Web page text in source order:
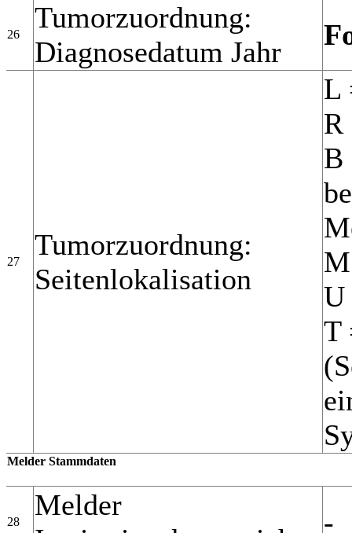
26
Tumorzuordnung:
Diagnosedatum Jahr
27
Tumorzuordnung:
Seitenlokalisation
L
R
B
U
T
Melder Stammdaten
28
Melder
-